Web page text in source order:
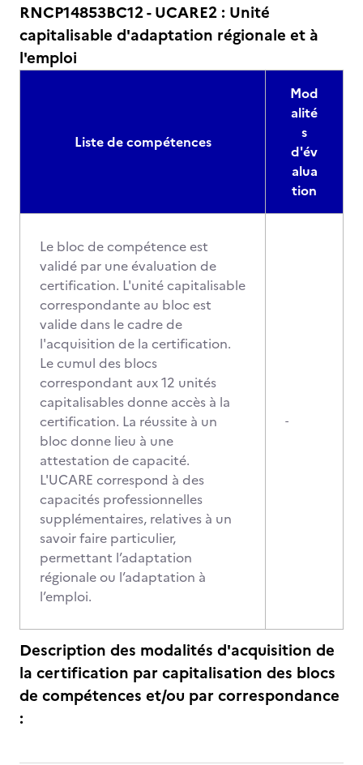
RNCP14853BC12 - UCARE2 : Unité
capitalisable d'adaptation régionale et à
l'emploi
Liste de compétences
Mod
alité
s
d'év
alua
tion
Le bloc de compétence est
validé par une évaluation de
certification. L'unité capitalisable
correspondante au bloc est
valide dans le cadre de
l'acquisition de la certification.
Le cumul des blocs
correspondant aux 12 unités
capitalisables donne accès à la
certification. La réussite à un
bloc donne lieu à une
attestation de capacité.
L'UCARE correspond à des
capacités professionnelles
supplémentaires, relatives à un
savoir faire particulier,
permettant l’adaptation
régionale ou l’adaptation à
l’emploi.
-
Description des modalités d'acquisition de
la certification par capitalisation des blocs
de compétences et/ou par correspondance
: